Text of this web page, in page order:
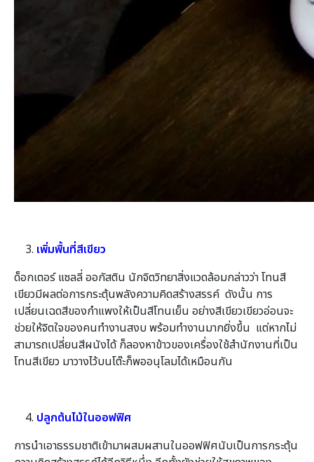
เพิ่มพื้นที่สีเขียว
ด็อกเตอร์ แซลลี่ ออกัสติน นักจิตวิทยาสิ่งแวดล้อมกล่าวว่า โทนสี
เขียวมีผลต่อการกระตุ้นพลังความคิดสร้างสรรค์ ดังนั้น การ
เปลี่ยนเฉดสีของกำแพงให้เป็นสีโทนเย็น อย่างสีเขียวเขียวอ่อนจะ
ช่วยให้จิตใจของคนทำงานสงบ พร้อมทำงานมากยิ่งขึ้น แต่หากไม่
สามารถเปลี่ยนสีผนังได้ ก็ลองหาข้าวของเครื่องใช้สำนักงานที่เป็น
โทนสีเขียว มาวางไว้บนโต๊ะก็พออนุโลมได้เหมือนกัน
ปลูกต้นไม้ในออฟฟิศ
การนำเอาธรรมชาติเข้ามาผสมผสานในออฟฟิศนับเป็นการกระตุ้น